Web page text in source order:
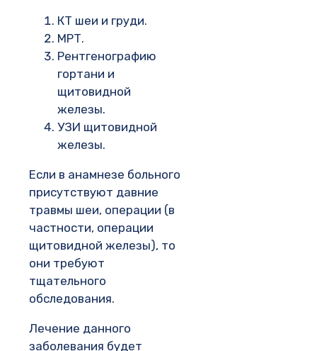
КТ шеи и груди.
МРТ.
Рентгенографию
гортани и
щитовидной
железы.
УЗИ щитовидной
железы.
Если в анамнезе больного
присутствуют давние
травмы шеи, операции (в
частности, операции
щитовидной железы), то
они требуют
тщательного
обследования.
Лечение данного
заболевания будет